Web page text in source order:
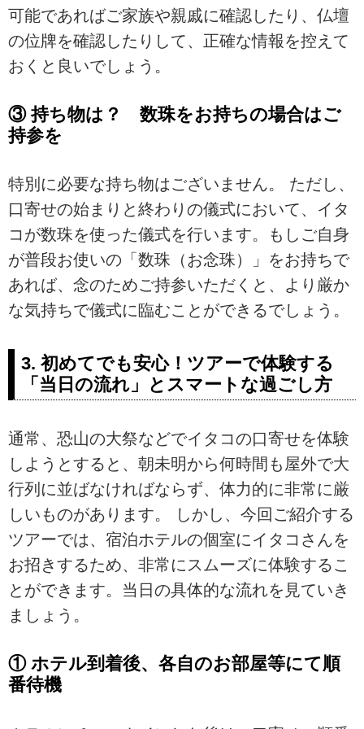
可能であればご家族や親戚に確認したり、仏壇
の位牌を確認したりして、正確な情報を控えて
おくと良いでしょう。
③ 持ち物は？ 数珠をお持ちの場合はご
持参を
特別に必要な持ち物はございません。 ただし、
口寄せの始まりと終わりの儀式において、イタ
コが数珠を使った儀式を行います。もしご自身
が普段お使いの「数珠（お念珠）」をお持ちで
あれば、念のためご持参いただくと、より厳か
な気持ちで儀式に臨むことができるでしょう。
3. 初めてでも安心！ツアーで体験する
「当日の流れ」とスマートな過ごし方
通常、恐山の大祭などでイタコの口寄せを体験
しようとすると、朝未明から何時間も屋外で大
行列に並ばなければならず、体力的に非常に厳
しいものがあります。 しかし、今回ご紹介する
ツアーでは、宿泊ホテルの個室にイタコさんを
お招きするため、非常にスムーズに体験するこ
とができます。当日の具体的な流れを見ていき
ましょう。
① ホテル到着後、各自のお部屋等にて順
番待機